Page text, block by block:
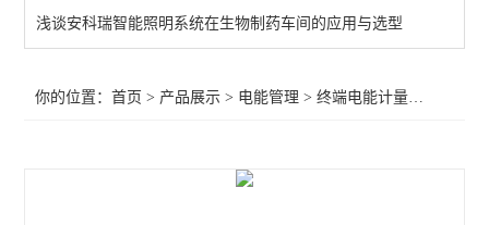
三相电能计量表
浅谈安科瑞智能照明系统在生物制药车间的应用与选型
你的位置：首页 > 产品展示 > 电能管理 >终端电能计量表计